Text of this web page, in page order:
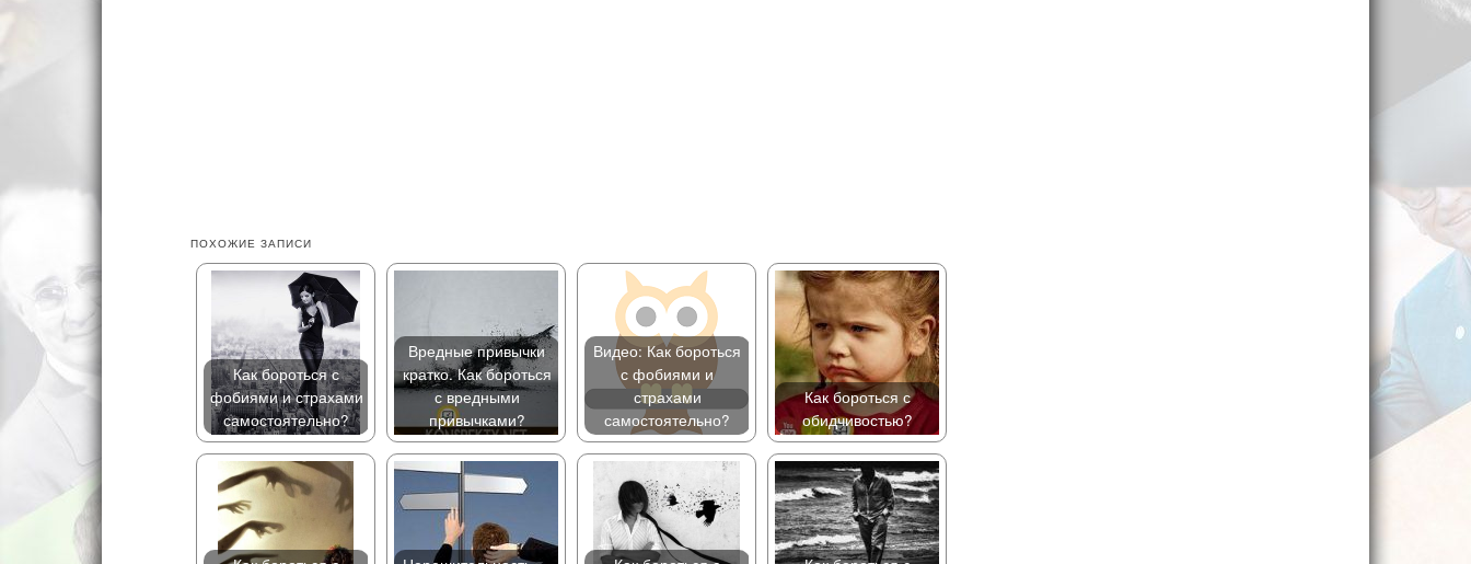
ПОХОЖИЕ ЗАПИСИ
Как бороться с
фобиями и страхами
самостоятельно?
Вредные привычки
кратко. Как бороться
с вредными
привычками?
Видео: Как бороться
с фобиями и
страхами
самостоятельно?
Как бороться с
обидчивостью?